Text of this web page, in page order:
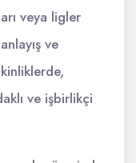
veya ligler
ve
ve işbirlikçi